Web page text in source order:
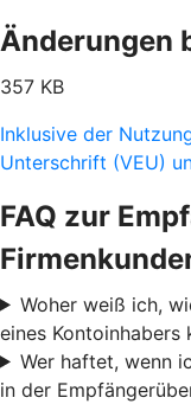
Änderungen
357 KB
Inklusive der
Unterschrift (VEU)
FAQ zur
Woher weiß ich,
eines
Wer haftet, wenn
in der